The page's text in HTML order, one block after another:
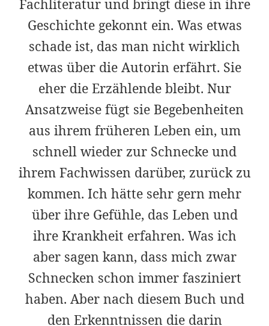
Fachliteratur und bringt diese in ihre
Geschichte gekonnt ein. Was etwas
schade ist, das man nicht wirklich
etwas über die Autorin erfährt. Sie
eher die Erzählende bleibt. Nur
Ansatzweise fügt sie Begebenheiten
aus ihrem früheren Leben ein, um
schnell wieder zur Schnecke und
ihrem Fachwissen darüber, zurück zu
kommen. Ich hätte sehr gern mehr
über ihre Gefühle, das Leben und
ihre Krankheit erfahren. Was ich
aber sagen kann, dass mich zwar
Schnecken schon immer fasziniert
haben. Aber nach diesem Buch und
den Erkenntnissen die darin